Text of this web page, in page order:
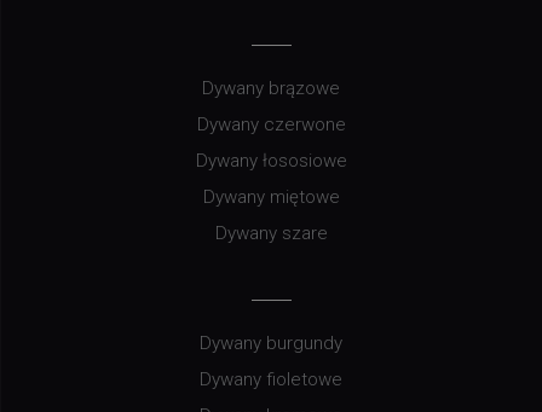
Dywany brązowe
Dywany czerwone
Dywany łososiowe
Dywany miętowe
Dywany szare
Dywany burgundy
Dywany fioletowe